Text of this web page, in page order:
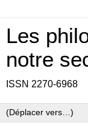
Les
notre
ISSN 2270-6968